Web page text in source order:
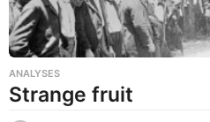
ANALYSES
Strange fruit